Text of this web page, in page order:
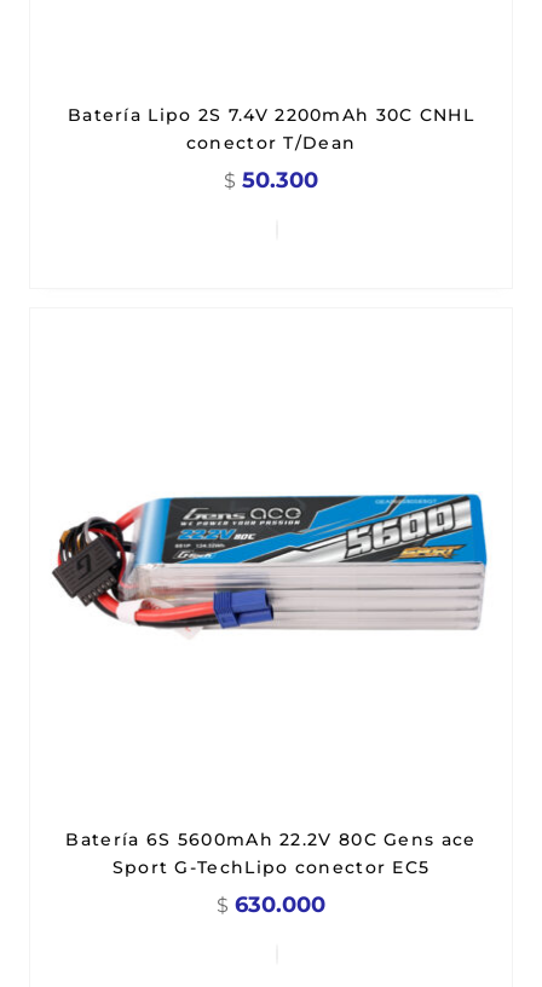
Batería Lipo 2S 7.4V 2200mAh 30C CNHL
conector T/Dean
$ 50.300
Batería 6S 5600mAh 22.2V 80C Gens ace
Sport G-TechLipo conector EC5
$ 630.000